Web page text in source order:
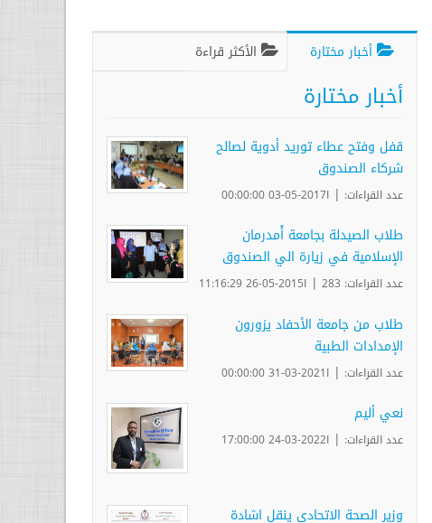
أخبار مختارة الأكثر قراءة
أخبار مختارة
قفل وفتح عطاء توريد أدوية لصالح
شركاء الصندوق
عدد القراءات: | ا2017-05-03 00:00:00
طلاب الصيدلة بجامعة أُمدرمان
الإسلامية في زيارة الي الصندوق
عدد القراءات: 283 | ا2015-05-26 11:16:29
طلاب من جامعة الأحفاد يزورون
الإمدادات الطبية
عدد القراءات: | ا2021-03-31 00:00:00
نعي أليم
عدد القراءات: | ا2022-03-24 17:00:00
وزير الصحة الاتحادي ينقل اشادة